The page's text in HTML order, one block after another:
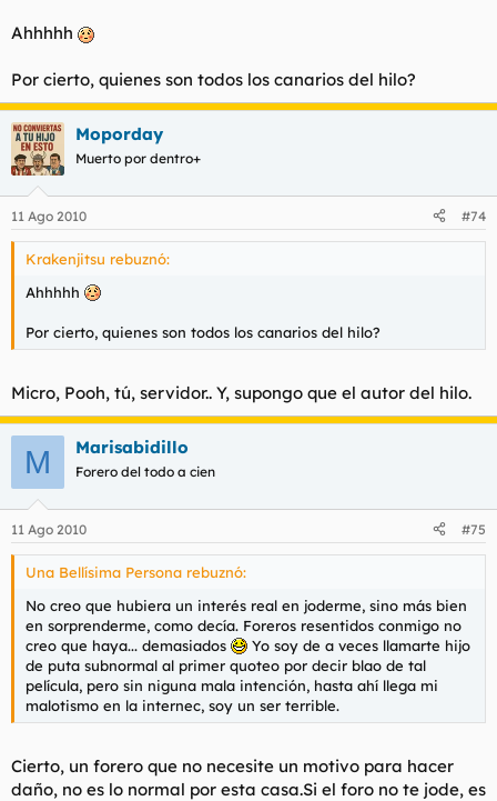
Ahhhhh
Por cierto, quienes son todos los canarios del hilo?
Moporday
Muerto por dentro+
11 Ago 2010 #74
Krakenjitsu rebuznó:
Ahhhhh
Por cierto, quienes son todos los canarios del hilo?
Micro, Pooh, tú, servidor.. Y, supongo que el autor del hilo.
M Marisabidillo
Forero del todo a cien
11 Ago 2010 #75
Una Bellísima Persona rebuznó:
No creo que hubiera un interés real en joderme, sino más bien
en sorprenderme, como decía. Foreros resentidos conmigo no
creo que haya... demasiados
Yo soy de a veces llamarte hijo
de puta subnormal al primer quoteo por decir blao de tal
película, pero sin niguna mala intención, hasta ahí llega mi
malotismo en la internec, soy un ser terrible.
Cierto, un forero que no necesite un motivo para hacer
daño, no es lo normal por esta casa.Si el foro no te jode, es